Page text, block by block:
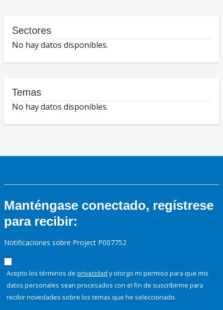
Sectores
No hay datos disponibles.
Temas
No hay datos disponibles.
Manténgase conectado, regístrese
para recibir:
Notificaciones sobre Project P007752
Acepto los términos de privacidad y otorgo mi permiso para que mis
datos personales sean procesados con el fin de suscribirme para
recibir novedades sobre los temas que he seleccionado.